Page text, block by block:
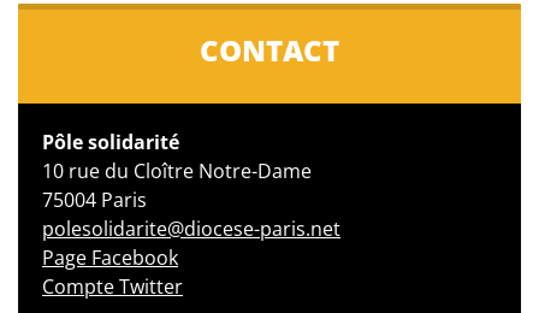
CONTACT
Pôle solidarité
10 rue du Cloître Notre-Dame
75004 Paris
polesolidarite@diocese-paris.net
Page Facebook
Compte Twitter